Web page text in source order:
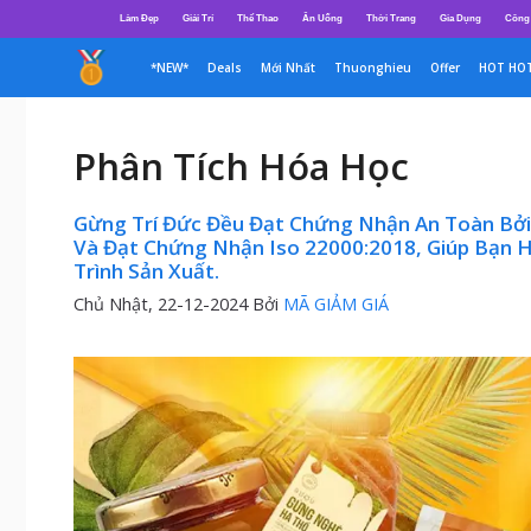
đến
dung
Làm Đẹp Giải Trí Thể Thao Ăn Uống Thời Trang Gia Dụng Công
*NEW* Deals Mới Nhất Thuonghieu Offer HOT
Phân Tích Hóa Học
Gừng Trí Đức Đều Đạt Chứng Nhận An Toàn
Và Đạt Chứng Nhận Iso 22000:2018, Giúp Bạn
Trình Sản Xuất.
Chủ Nhật, 22-12-2024 Bởi MÃ GIẢM GIÁ